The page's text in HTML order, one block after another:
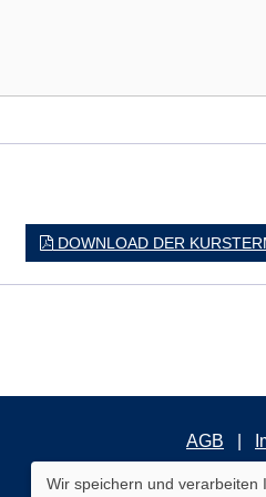
DOWNLOAD DER
AGB
Wir speichern und verarbeiten